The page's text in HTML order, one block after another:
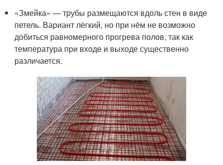
«Змейка» — трубы размещаются вдоль стен в виде
петель. Вариант лёгкий, но при нём не возможно
добиться равномерного прогрева полов, так как
температура при входе и выходе существенно
различается.